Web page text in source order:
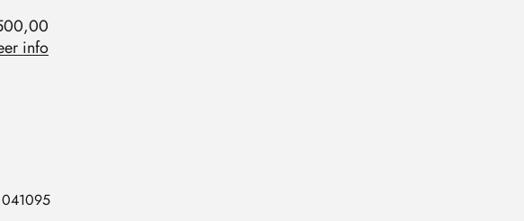
info
041095